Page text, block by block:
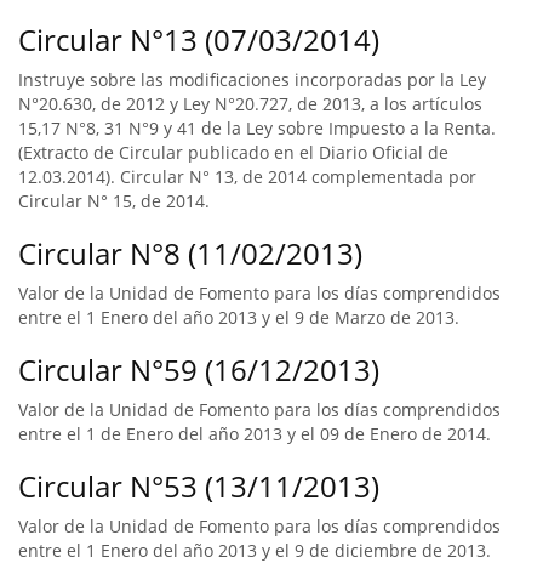
Circular N°13 (07/03/2014)
Instruye sobre las modificaciones incorporadas por la Ley
N°20.630, de 2012 y Ley N°20.727, de 2013, a los artículos
15,17 N°8, 31 N°9 y 41 de la Ley sobre Impuesto a la Renta.
(Extracto de Circular publicado en el Diario Oficial de
12.03.2014). Circular N° 13, de 2014 complementada por
Circular N° 15, de 2014.
Circular N°8 (11/02/2013)
Valor de la Unidad de Fomento para los días comprendidos
entre el 1 Enero del año 2013 y el 9 de Marzo de 2013.
Circular N°59 (16/12/2013)
Valor de la Unidad de Fomento para los días comprendidos
entre el 1 de Enero del año 2013 y el 09 de Enero de 2014.
Circular N°53 (13/11/2013)
Valor de la Unidad de Fomento para los días comprendidos
entre el 1 Enero del año 2013 y el 9 de diciembre de 2013.